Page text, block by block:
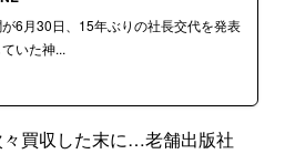
6月30日、15年ぶりの社長交代を発表
いた神...
買収した末に…老舗出版社